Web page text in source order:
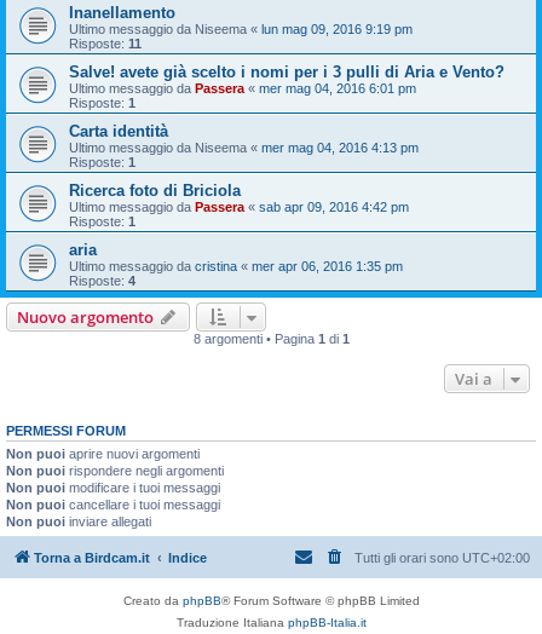
Inanellamento
Ultimo messaggio da Niseema « lun mag 09, 2016 9:19 pm
Risposte: 11
Salve! avete già scelto i nomi per i 3 pulli di Aria e Vento?
Ultimo messaggio da Passera « mer mag 04, 2016 6:01 pm
Risposte: 1
Carta identità
Ultimo messaggio da Niseema « mer mag 04, 2016 4:13 pm
Risposte: 1
Ricerca foto di Briciola
Ultimo messaggio da Passera « sab apr 09, 2016 4:42 pm
Risposte: 1
aria
Ultimo messaggio da cristina « mer apr 06, 2016 1:35 pm
Risposte: 4
Nuovo argomento
8 argomenti • Pagina 1 di 1
Vai a
PERMESSI FORUM
Non puoi aprire nuovi argomenti
Non puoi rispondere negli argomenti
Non puoi modificare i tuoi messaggi
Non puoi cancellare i tuoi messaggi
Non puoi inviare allegati
Torna a Birdcam.it Indice Tutti gli orari sono UTC+02:00
Creato da phpBB® Forum Software © phpBB Limited
Traduzione Italiana phpBB-Italia.it